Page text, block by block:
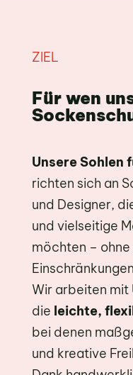
ZIEL
Für wen
Unsere Sohlen
richten sich an
und Designer,
und vielseitige
möchten – ohne
Wir arbeiten mit
die leichte,
bei denen
und kreative